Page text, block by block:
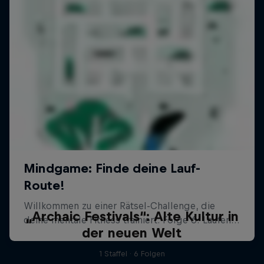
„Archaic Festivals“: Alte Kultur in
der neuen Welt
1 Staffel · 6 Folgen